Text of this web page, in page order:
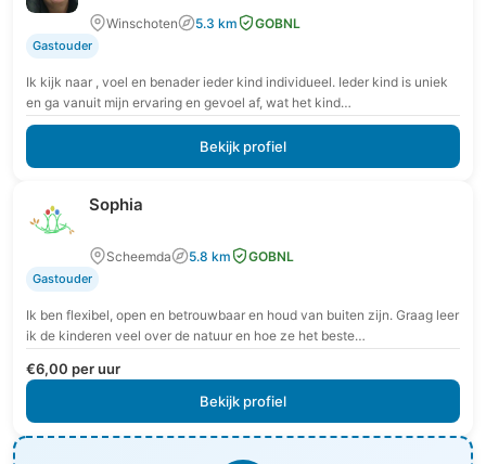
Winschoten 5.3 km GOBNL
Gastouder
Ik kijk naar , voel en benader ieder kind individueel. Ieder kind is uniek
en ga vanuit mijn ervaring en gevoel af, wat het kind…
Bekijk profiel
Sophia
Scheemda 5.8 km GOBNL
Gastouder
Ik ben flexibel, open en betrouwbaar en houd van buiten zijn. Graag leer
ik de kinderen veel over de natuur en hoe ze het beste…
€6,00 per uur
Bekijk profiel